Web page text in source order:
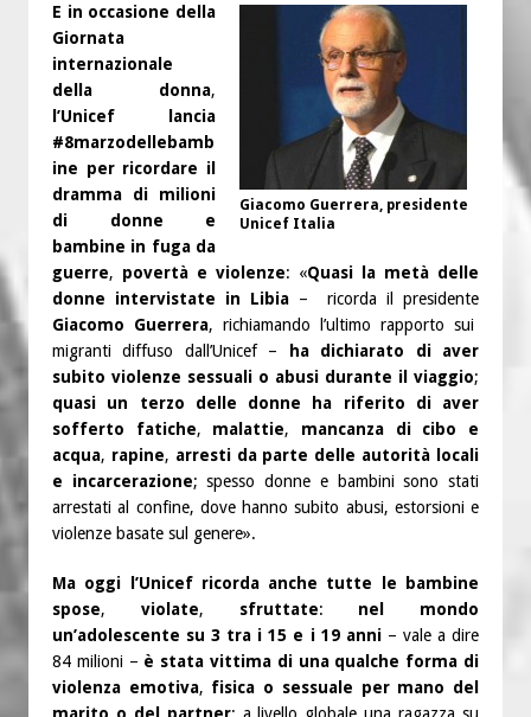
Giacomo Guerrera, presidente
Unicef Italia
E in occasione della
Giornata
internazionale
della donna,
l’Unicef lancia
#8marzodellebamb
ine per ricordare il
dramma di milioni
di donne e
bambine in fuga da
guerre, povertà e violenze: «Quasi la metà delle
donne intervistate in Libia – ricorda il presidente
Giacomo Guerrera, richiamando l’ultimo rapporto sui
migranti diffuso dall’Unicef –
ha dichiarato di aver
subito violenze sessuali o abusi durante il viaggio;
quasi un terzo delle donne ha riferito di aver
sofferto fatiche, malattie, mancanza di cibo e
acqua, rapine, arresti da parte delle autorità locali
e incarcerazione; spesso donne e bambini sono stati
arrestati al confine, dove hanno subito abusi, estorsioni e
violenze basate sul genere».
Ma oggi l’Unicef ricorda anche tutte le bambine
spose, violate, sfruttate: nel mondo
un’adolescente su 3 tra i 15 e i 19 anni– vale a dire
84 milioni – è stata vittima di una qualche forma di
violenza emotiva, fisica o sessuale per mano del
marito o del partner; a livello globale una ragazza su